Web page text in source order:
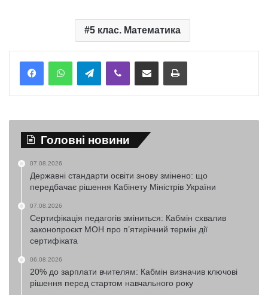
5 клас. Математика
TelegramViber Надіслати електронною поштоюНадрукувати
Головні новини
07.08.2026
Державні стандарти освіти знову змінено: що
передбачає рішення Кабінету Міністрів України
07.08.2026
Сертифікація педагогів зміниться: Кабмін схвалив
законопроєкт МОН про п’ятирічний термін дії
сертифіката
06.08.2026
20% до зарплати вчителям: Кабмін визначив ключові
рішення перед стартом навчального року